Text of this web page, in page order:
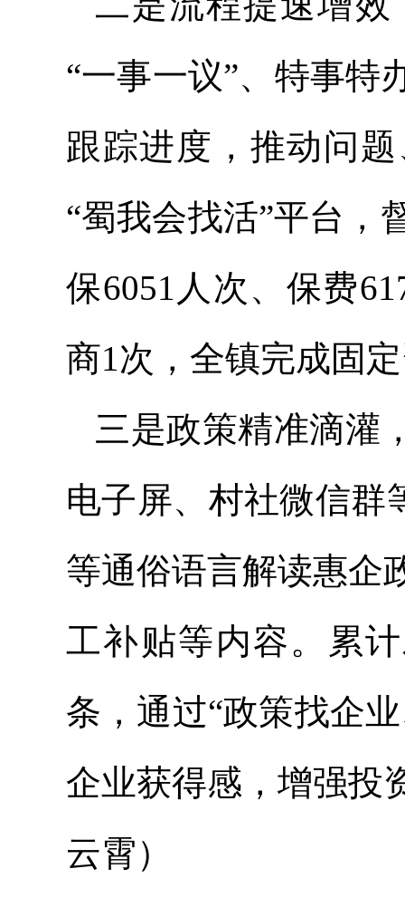
“一事一议”、特事特
跟踪进度，推动问
“蜀我会找活”平台，
保6051人次、保费
商1次，全镇完成固
三是政策精准滴灌
电子屏、村社微信群
等通俗语言解读惠企
工补贴等内容。累
条，通过“政策找企
企业获得感，增强投
云霄）